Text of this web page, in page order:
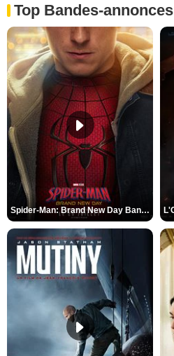
Top Bandes-annonces
Spider-Man: Brand New Day Bande-annonce VO STFR